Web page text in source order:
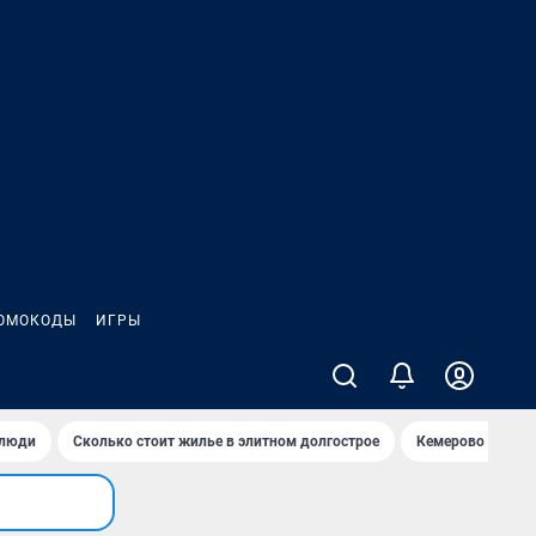
ИГРЫ
люди Сколько стоит жилье в элитном долгострое Кемерово —